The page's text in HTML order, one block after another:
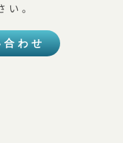
い。
合わせ